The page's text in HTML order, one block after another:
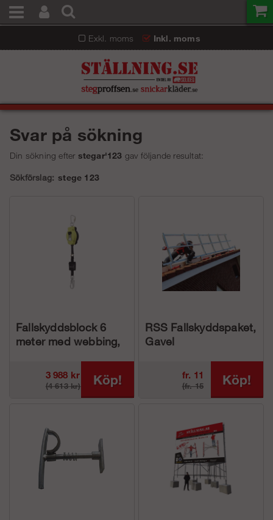
Exkl. moms Inkl. moms
Svar på sökning
Din sökning efter stegar'123 gav följande resultat:
Fallskyddsblock 6
meter med webbing,
falldämpare
3 988 kr
(4 613 kr) Köp!
RSS Fallskyddspaket,
Gavel
fr. 11
(fr. 15 Köp!
Sökförslag: stege 123